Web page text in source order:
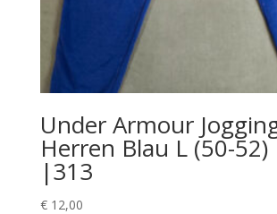
Under Armour
Herren Blau L (50-
|313
€12,00